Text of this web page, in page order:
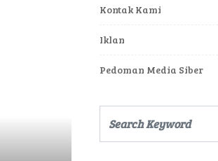
Kontak Kami
Iklan
Pedoman Media Siber